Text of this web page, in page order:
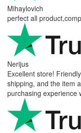
Mihaylovich
perfect all
Nerijus
Excellent store!
shipping, and the item
purchasing experience